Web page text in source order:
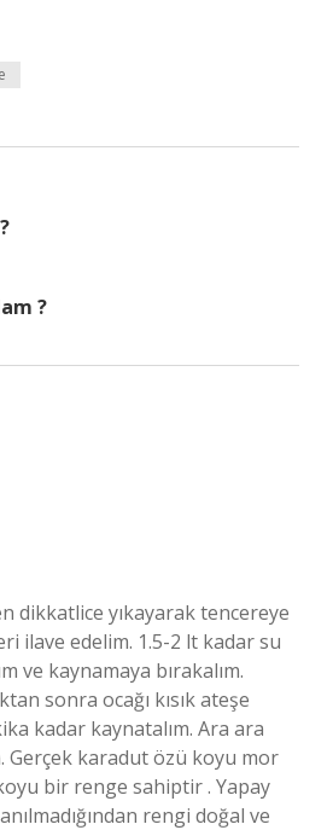
?
dikkatlice yıkayarak tencereye
ilave edelim. 1.5-2 lt kadar su
ve kaynamaya bırakalım.
sonra ocağı kısık ateşe
kadar kaynatalım. Ara ara
Gerçek karadut özü koyu mor
bir renge sahiptir . Yapay
rengi doğal ve